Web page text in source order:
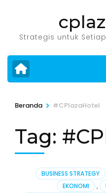
konten
Enter)
Strategis untuk
Beranda > #CPlazaHotel
Tag:
BUSINESS STRATEGY
EKONOMI
,